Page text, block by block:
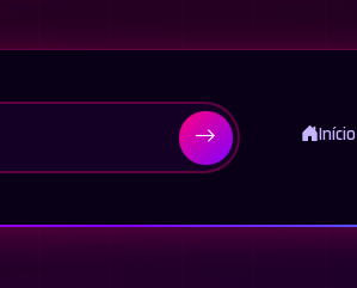
Início